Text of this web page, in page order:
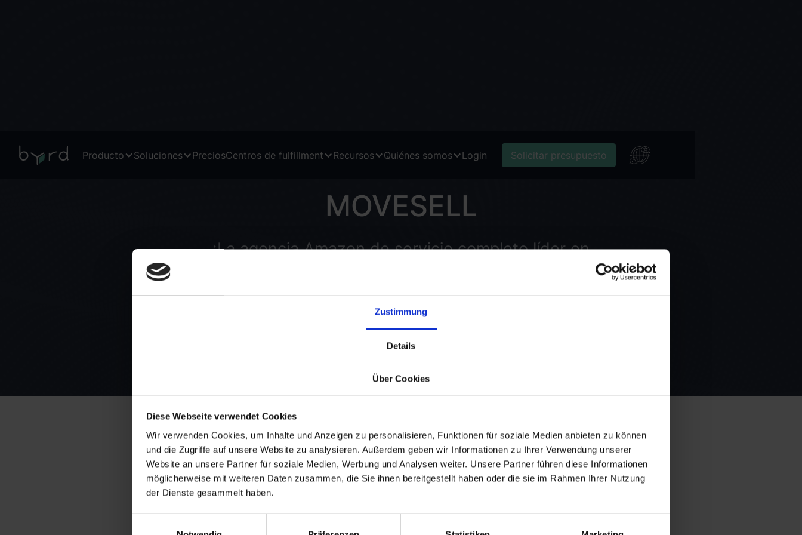
Zustimmung
Details
Über Cookies
Diese Webseite verwendet Cookies
Wir verwenden Cookies, um Inhalte und Anzeigen zu personalisieren, Funktionen für soziale Medien anbieten zu können
und die Zugriffe auf unsere Website zu analysieren. Außerdem geben wir Informationen zu Ihrer Verwendung unserer
Website an unsere Partner für soziale Medien, Werbung und Analysen weiter. Unsere Partner führen diese Informationen
möglicherweise mit weiteren Daten zusammen, die Sie ihnen bereitgestellt haben oder die sie im Rahmen Ihrer Nutzung
der Dienste gesammelt haben.
Producto Soluciones PreciosCentros de fulfillment Recursos Quiénes somos Login Solicitar presupuesto
MOVESELL
¡La agencia Amazon de servicio completo líder en
MOVESELL
¡La agencia Amazon de servicio completo líder en Europa!